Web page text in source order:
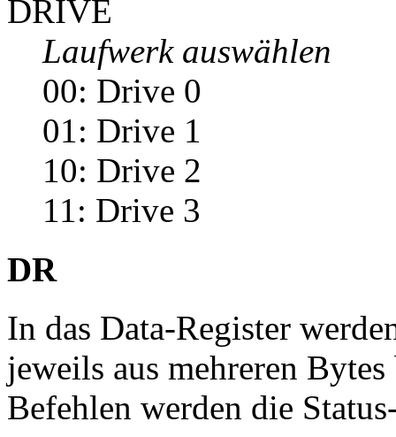
DRIVE
Laufwerk auswählen
00: Drive 0
01: Drive 1
10: Drive 2
11: Drive 3
DR
In das Data-Register
jeweils aus mehreren
Befehlen werden die